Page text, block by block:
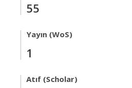
55
Yayın (WoS)
1
Atıf (Scholar)